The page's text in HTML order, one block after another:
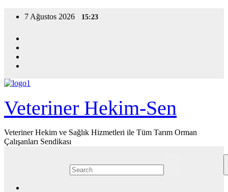
7 Ağustos 2026 15:23
Veteriner Hekim-Sen
Veteriner Hekim ve Sağlık Hizmetleri ile Tüm Tarım Orman
Çalışanları Sendikası